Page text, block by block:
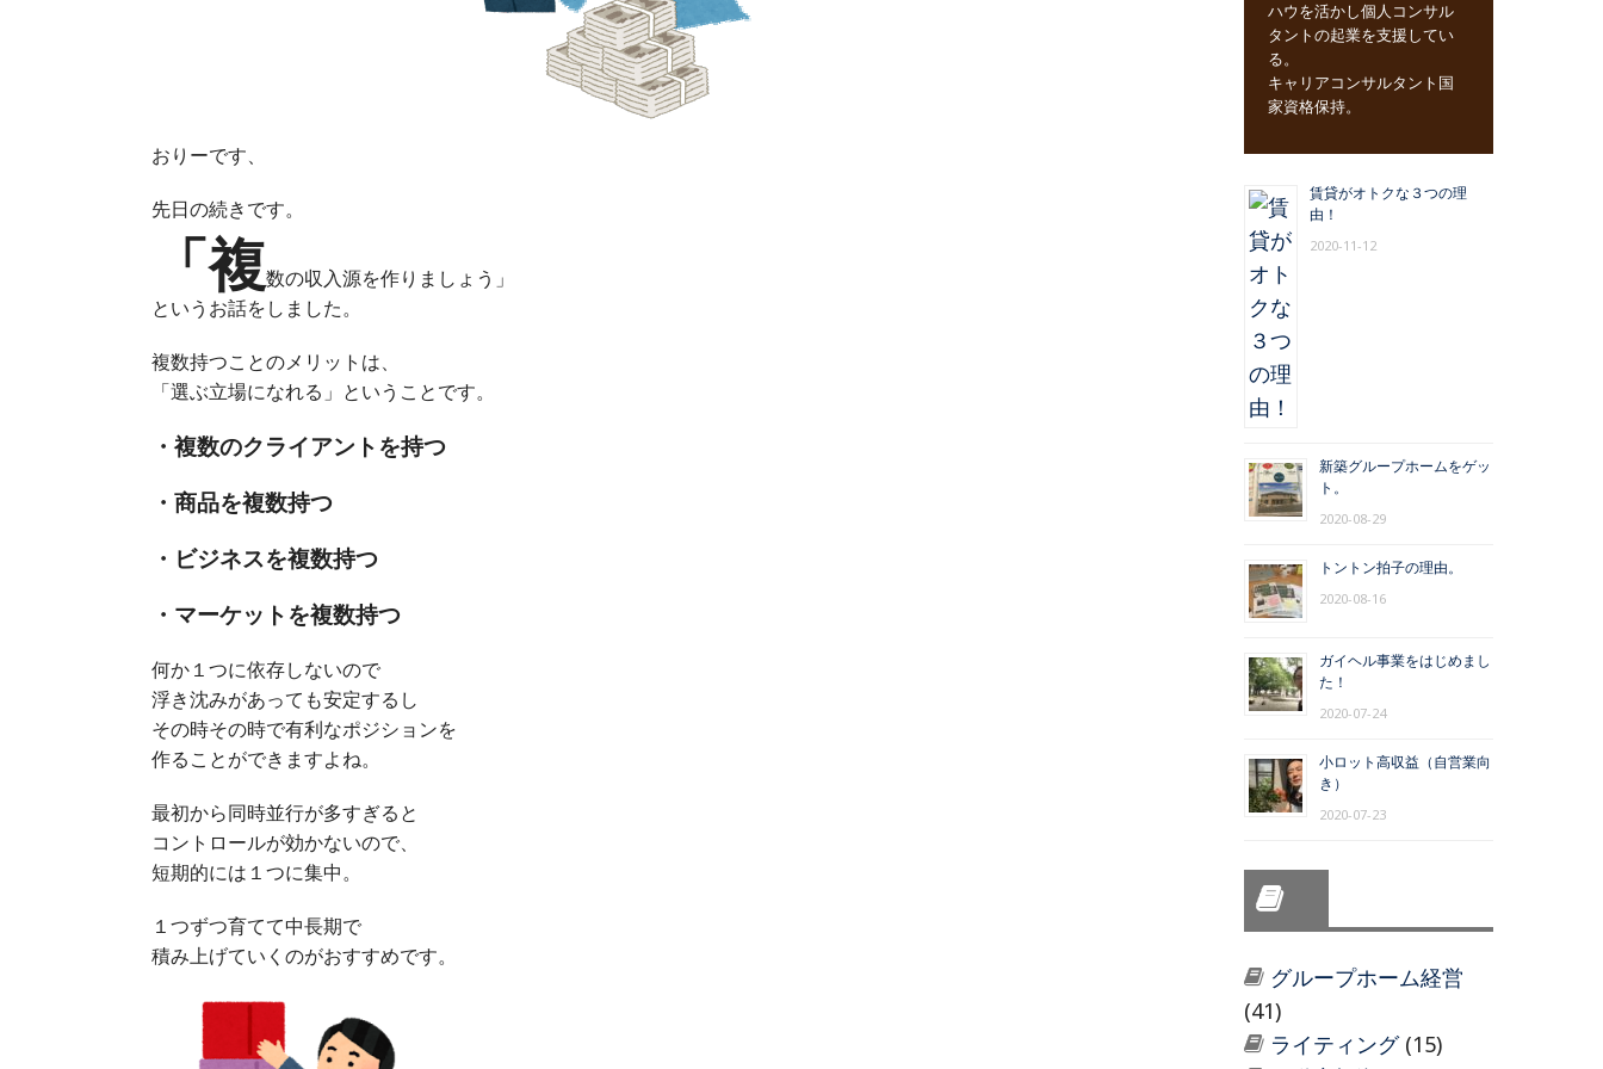
おりーです、
先日の続きです。
「複数の収入源を作りましょう」
というお話をしました。
複数持つことのメリットは、
「選ぶ立場になれる」ということです。
・複数のクライアントを持つ
・商品を複数持つ
・ビジネスを複数持つ
・マーケットを複数持つ
何か１つに依存しないので
浮き沈みがあっても安定するし
その時その時で有利なポジションを
作ることができますよね。
最初から同時並行が多すぎると
コントロールが効かないので、
短期的には１つに集中。
１つずつ育てて中長期で
積み上げていくのがおすすめです。
ハウを活かし個人コンサル
タントの起業を支援してい
る。
キャリアコンサルタント国
家資格保持。
賃貸がオトクな３つの理
由！
2020-11-12
新築グループホームをゲッ
ト。
2020-08-29
トントン拍子の理由。
2020-08-16
ガイヘル事業をはじめまし
た！
2020-07-24
小ロット高収益（自営業向
き）
2020-07-23
グループホーム経営
(41)
ライティング(15)